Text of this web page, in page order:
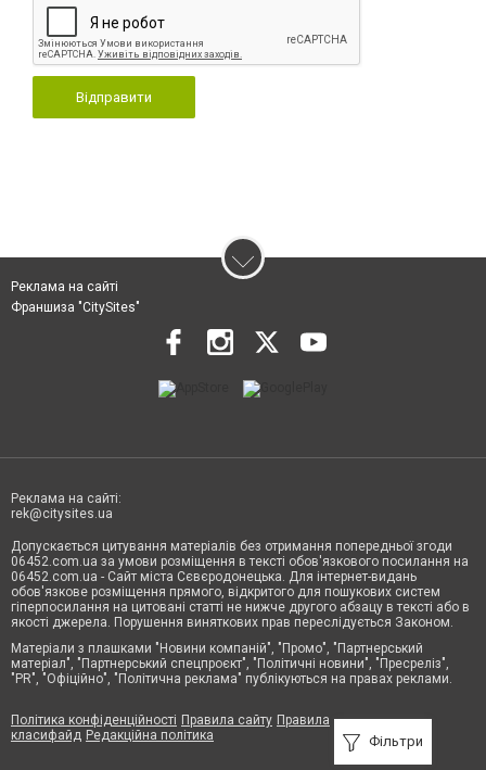
Відправити
Фільтри
Реклама на сайті
Франшиза "CitySites"
Реклама на сайті:
rek@citysites.ua
Допускається цитування матеріалів без отримання попередньої згоди
06452.com.ua за умови розміщення в тексті обов'язкового посилання на
06452.com.ua - Сайт міста Сєвєродонецька. Для інтернет-видань
обов'язкове розміщення прямого, відкритого для пошукових систем
гіперпосилання на цитовані статті не нижче другого абзацу в тексті або в
якості джерела. Порушення виняткових прав переслідується Законом.
Матеріали з плашками "Новини компаній", "Промо", "Партнерський
матеріал", "Партнерський спецпроєкт", "Політичні новини", "Пресреліз",
"PR", "Офіційно", "Політична реклама" публікуються на правах реклами.
Політика конфіденційності Правила сайту Правила
класифайд Редакційна політика